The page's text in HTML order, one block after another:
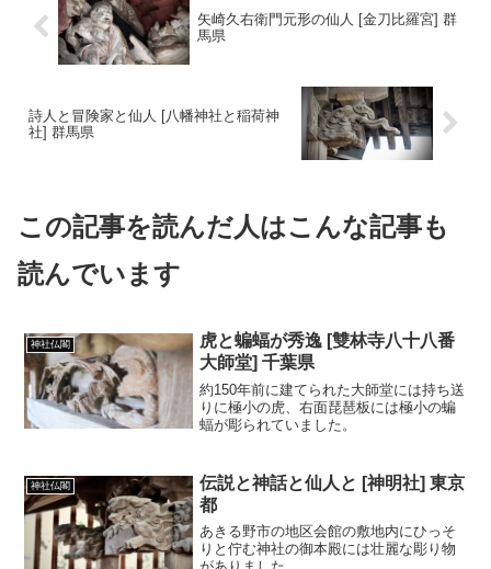
矢崎久右衛門元形の仙人 [金刀比羅宮] 群
馬県
詩人と冒険家と仙人 [八幡神社と稲荷神
社] 群馬県
この記事を読んだ人はこんな記事も
読んでいます
神社仏閣
虎と蝙蝠が秀逸 [雙林寺八十八番
大師堂] 千葉県
約150年前に建てられた大師堂には持ち送
りに極小の虎、右面琵琶板には極小の蝙
蝠が彫られていました。
神社仏閣
伝説と神話と仙人と [神明社] 東京
都
あきる野市の地区会館の敷地内にひっそ
りと佇む神社の御本殿には壮麗な彫り物